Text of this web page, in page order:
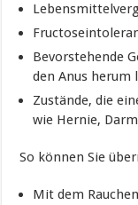
Bevorstehende
den Anus herum
Zustände, die
wie Hernie,
So können Sie
Mit dem